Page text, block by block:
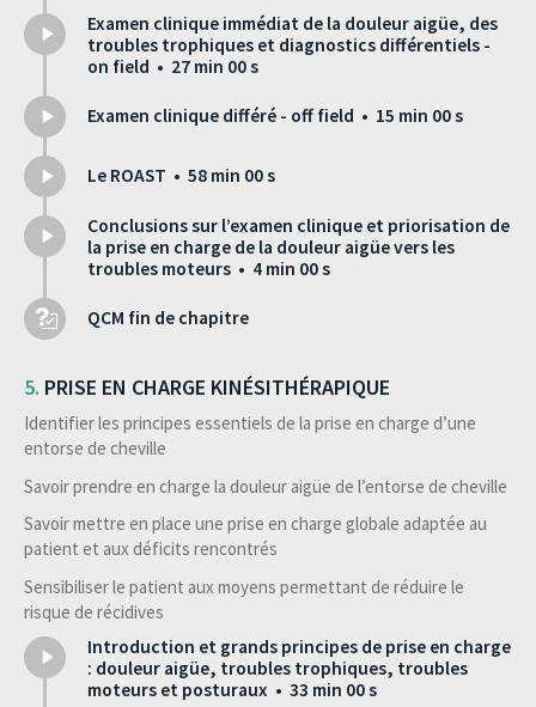
Examen clinique immédiat de la douleur aigüe, des
troubles trophiques et diagnostics différentiels -
on field • 27 min 00 s
Examen clinique différé - off field • 15 min 00 s
Le ROAST • 58 min 00 s
Conclusions sur l’examen clinique et priorisation de
la prise en charge de la douleur aigüe vers les
troubles moteurs • 4 min 00 s
QCM fin de chapitre
PRISE EN CHARGE KINÉSITHÉRAPIQUE
Identifier les principes essentiels de la prise en charge d’une
entorse de cheville
Savoir prendre en charge la douleur aigüe de l’entorse de cheville
Savoir mettre en place une prise en charge globale adaptée au
patient et aux déficits rencontrés
Sensibiliser le patient aux moyens permettant de réduire le
risque de récidives
Introduction et grands principes de prise en charge
: douleur aigüe, troubles trophiques, troubles
moteurs et posturaux • 33 min 00 s